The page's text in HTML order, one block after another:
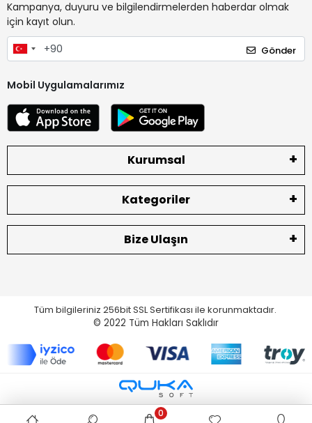
Kampanya, duyuru ve bilgilendirmelerden haberdar olmak
için kayıt olun.
Gönder
Mobil Uygulamalarımız
Kurumsal
Kategoriler
Bize Ulaşın
Tüm bilgileriniz 256bit SSL Sertifikası ile korunmaktadır.
© 2022 Tüm Hakları Saklıdır
0